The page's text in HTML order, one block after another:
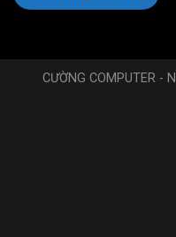
CƯỜNG COMPUTER